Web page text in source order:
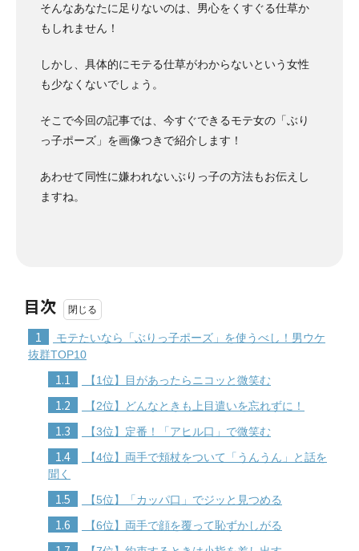
そんなあなたに足りないのは、男心をくすぐる仕草か
もしれません！
しかし、具体的にモテる仕草がわからないという女性
も少なくないでしょう。
そこで今回の記事では、今すぐできるモテ女の「ぶり
っ子ポーズ」を画像つきで紹介します！
あわせて同性に嫌われないぶりっ子の方法もお伝えし
ますね。
目次
1
モテたいなら「ぶりっ子ポーズ」を使うべし！男ウケ
抜群TOP10
1.1 【1位】目があったらニコッと微笑む
1.2 【2位】どんなときも上目遣いを忘れずに！
1.3 【3位】定番！「アヒル口」で微笑む
1.4
【4位】両手で頬杖をついて「うんうん」と話を
聞く
1.5 【5位】「カッパ口」でジッと見つめる
1.6 【6位】両手で顔を覆って恥ずかしがる